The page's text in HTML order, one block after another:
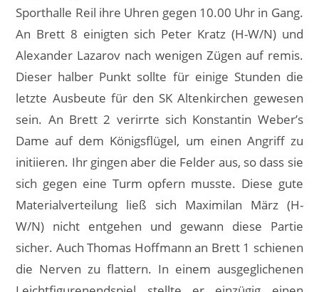
Sporthalle Reil ihre Uhren gegen 10.00 Uhr in Gang.
An Brett 8 einigten sich Peter Kratz (H-W/N) und
Alexander Lazarov nach wenigen Zügen auf remis.
Dieser halber Punkt sollte für einige Stunden die
letzte Ausbeute für den SK Altenkirchen gewesen
sein. An Brett 2 verirrte sich Konstantin Weber’s
Dame auf dem Königsflügel, um einen Angriff zu
initiieren. Ihr gingen aber die Felder aus, so dass sie
sich gegen eine Turm opfern musste. Diese gute
Materialverteilung ließ sich Maximilan März (H-
W/N) nicht entgehen und gewann diese Partie
sicher. Auch Thomas Hoffmann an Brett 1 schienen
die Nerven zu flattern. In einem ausgeglichenen